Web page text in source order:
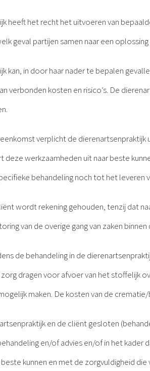
heeft het recht het uitvoeren van
geval partijen samen naar een
kan, in door haar nader te bepalen
verbonden kosten en risico’s. De
verplicht de
deze werkzaamheden uit naar beste
behandeling noch tot het leveren
wordt rekening gehouden, tenzij dat
van de overige gang van zaken
de behandeling in de
zorg dragen voor afvoer van het
maken. De kosten van de
en de cliënt gesloten
en/of advies en/of in het
kunnen en met de zorgvuldigheid